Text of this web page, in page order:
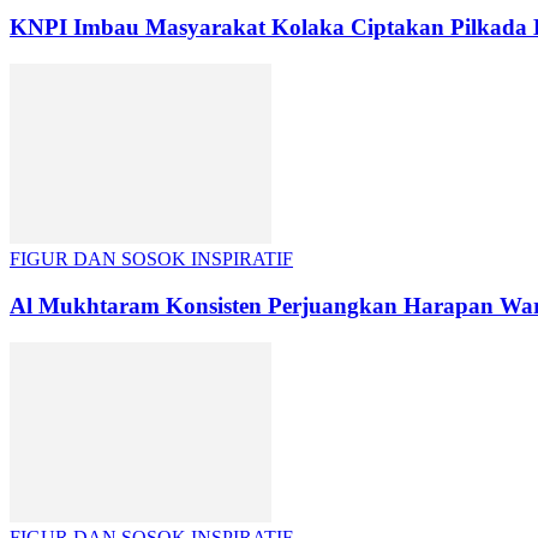
KNPI Imbau Masyarakat Kolaka Ciptakan Pilkada
FIGUR DAN SOSOK INSPIRATIF
Al Mukhtaram Konsisten Perjuangkan Harapan